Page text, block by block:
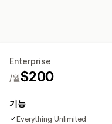
Enterprise
$200
/월
기능
Everything Unlimited